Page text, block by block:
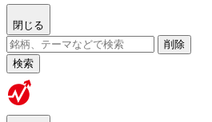
閉じる
削除
検索